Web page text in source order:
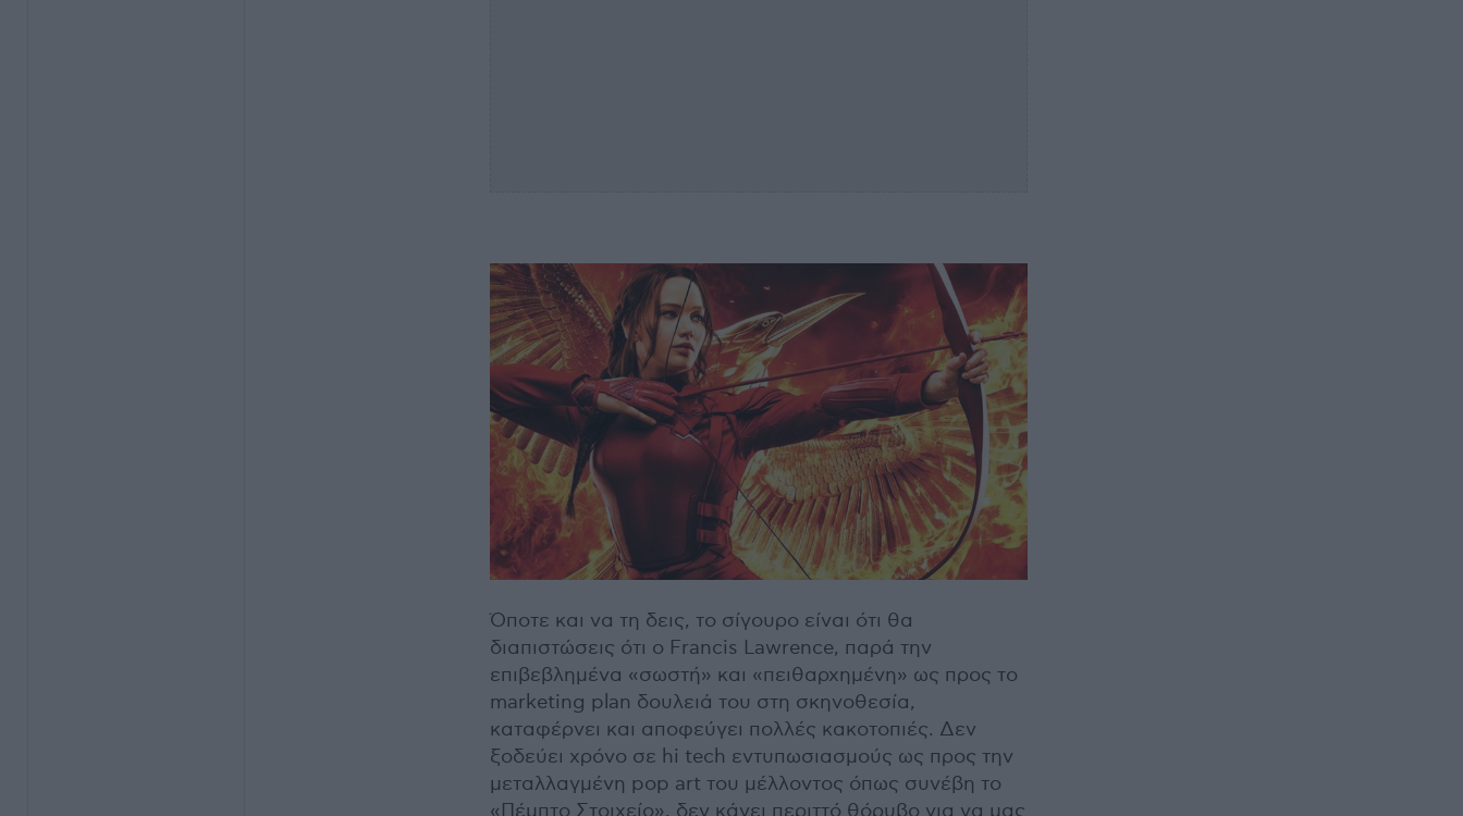
Όποτε και να τη δεις, το σίγουρο είναι ότι θα
διαπιστώσεις ότι ο Francis Lawrence, παρά την
επιβεβλημένα «σωστή» και «πειθαρχημένη» ως προς το
marketing plan δουλειά του στη σκηνοθεσία,
καταφέρνει και αποφεύγει πολλές κακοτοπιές. Δεν
ξοδεύει χρόνο σε hi tech εντυπωσιασμούς ως προς την
μεταλλαγμένη pop art του μέλλοντος όπως συνέβη το
«Πέμπτο Στοιχείο», δεν κάνει περιττό θόρυβο για να μας